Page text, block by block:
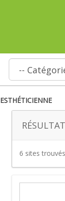
ESTHÉTICIENNE
6 sites